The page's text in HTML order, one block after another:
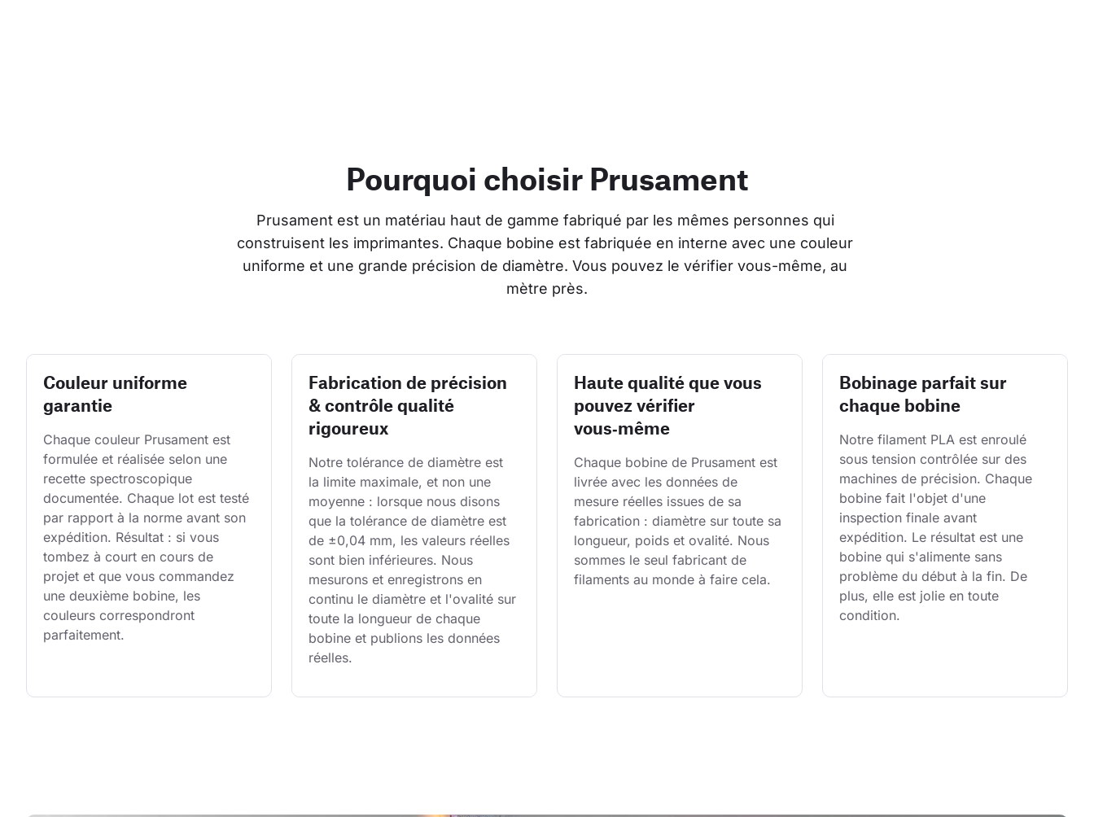
Pourquoi choisir Prusament
Prusament est un matériau haut de gamme fabriqué par les mêmes personnes qui
construisent les imprimantes. Chaque bobine est fabriquée en interne avec une couleur
uniforme et une grande précision de diamètre. Vous pouvez le vérifier vous-même, au
mètre près.
Couleur uniforme
garantie
Chaque couleur Prusament est
formulée et réalisée selon une
recette spectroscopique
documentée. Chaque lot est testé
par rapport à la norme avant son
expédition. Résultat : si vous
tombez à court en cours de
projet et que vous commandez
une deuxième bobine, les
couleurs correspondront
parfaitement.
Fabrication de précision
& contrôle qualité
rigoureux
Notre tolérance de diamètre est
la limite maximale, et non une
moyenne : lorsque nous disons
que la tolérance de diamètre est
de ±0,04 mm, les valeurs réelles
sont bien inférieures. Nous
mesurons et enregistrons en
continu le diamètre et l'ovalité sur
toute la longueur de chaque
bobine et publions les données
réelles.
Haute qualité que vous
pouvez vérifier
vous‑même
Chaque bobine de Prusament est
livrée avec les données de
mesure réelles issues de sa
fabrication : diamètre sur toute sa
longueur, poids et ovalité. Nous
sommes le seul fabricant de
filaments au monde à faire cela.
Bobinage parfait sur
chaque bobine
Notre filament PLA est enroulé
sous tension contrôlée sur des
machines de précision. Chaque
bobine fait l'objet d'une
inspection finale avant
expédition. Le résultat est une
bobine qui s'alimente sans
problème du début à la fin. De
plus, elle est jolie en toute
condition.